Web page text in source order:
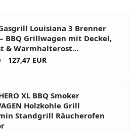
Louisiana 3 Brenner
BBQ Grillwagen mit Deckel,
& Warmhalterost…
127,47 EUR
XL BBQ Smoker
Holzkohle Grill
Standgrill Räucherofen